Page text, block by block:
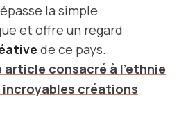
la simple
et offre un regard
de ce pays.
article consacré à l'ethnie
incroyables créations